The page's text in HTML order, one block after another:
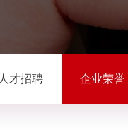
人才招聘 企业荣誉